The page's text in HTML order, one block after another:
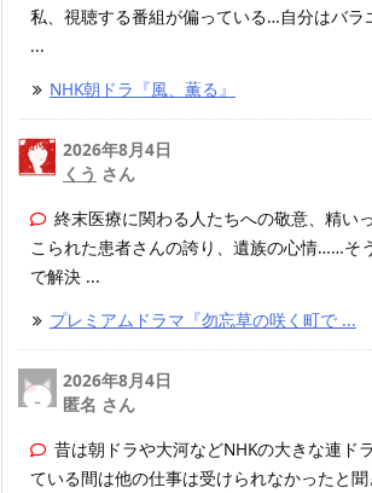
私、視聴する番組が偏っている…自分はバラ
...
NHK朝ドラ『風、薫る』
2026年8月4日
くう さん
終末医療に関わる人たちへの敬意、精い
こられた患者さんの誇り、遺族の心情……そ
で解決 ...
プレミアムドラマ『勿忘草の咲く町で ...
2026年8月4日
匿名 さん
昔は朝ドラや大河などNHKの大きな連ド
ている間は他の仕事は受けられなかったと